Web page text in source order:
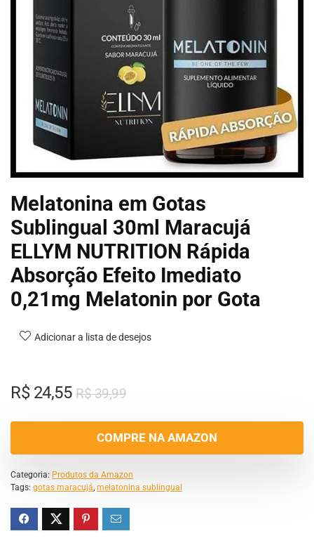
Melatonina em Gotas
Sublingual 30ml Maracujá
ELLYM NUTRITION Rápida
Absorção Efeito Imediato
0,21mg Melatonin por Gota
Adicionar a lista de desejos
R$39,99
R$24,55
COMPRE NA AMAZON
Categoria: Produtos da Amazon
Tags: gotas maracujá, melatonina sublingual